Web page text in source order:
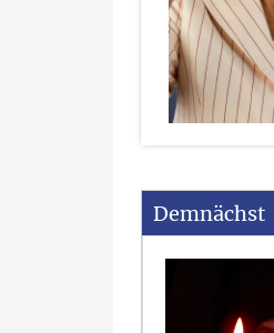
Demnächst